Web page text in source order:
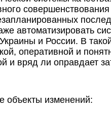
автоматизировать
и России. В
оперативной и
и вряд ли оправдает
объекты изменений: